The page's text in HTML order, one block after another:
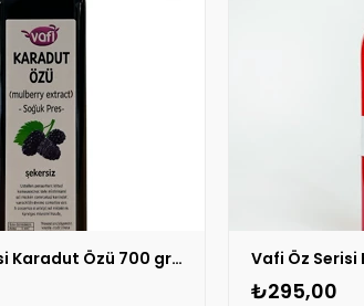
Vafi Öz Serisi Karadut Özü 700 gr (500 ml) 1 ADET
₺295,00